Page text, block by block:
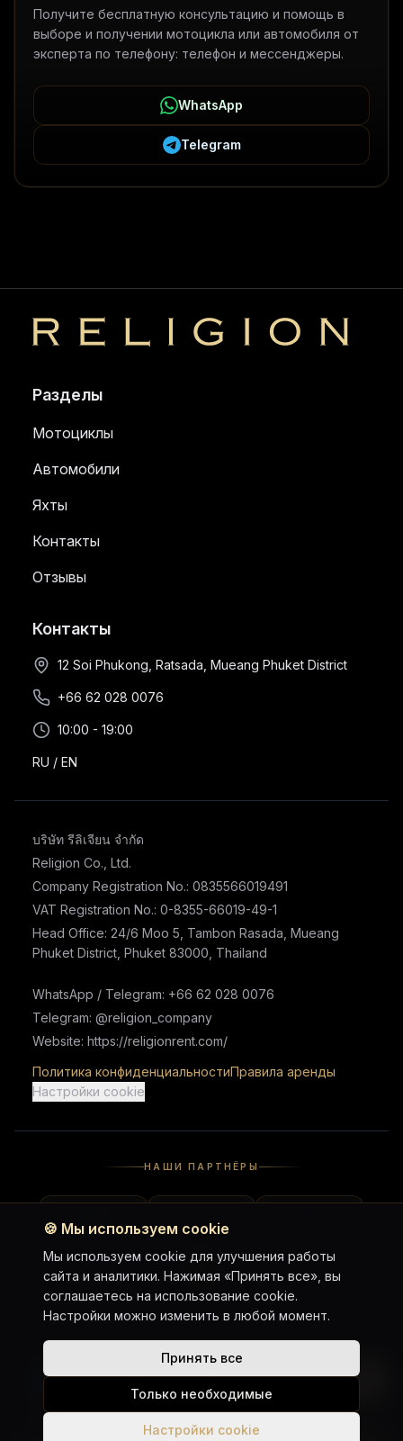
Получите бесплатную консультацию и помощь в
выборе и получении мотоцикла или автомобиля от
эксперта по телефону: телефон и мессенджеры.
WhatsApp
Telegram
Religion
Разделы
Мотоциклы
Автомобили
Яхты
Контакты
Отзывы
Контакты
12 Soi Phukong, Ratsada, Mueang Phuket District
+66 62 028 0076
10:00 - 19:00
RU / EN
บริษัท รีลิเจียน จำกัด
Religion Co., Ltd.
Company Registration No.: 0835566019491
VAT Registration No.: 0-8355-66019-49-1
Head Office: 24/6 Moo 5, Tambon Rasada, Mueang
Phuket District, Phuket 83000, Thailand
WhatsApp / Telegram: +66 62 028 0076
Telegram: @religion_company
Website: https://religionrent.com/
Политика конфиденциальностиПравила аренды
Настройки cookie
НАШИ ПАРТНЁРЫ
Telegram Chat
Telegram Channel
Google Maps
Instagram
🍪 Мы используем cookie
Мы используем cookie для улучшения работы
сайта и аналитики. Нажимая «Принять все», вы
соглашаетесь на использование cookie.
Настройки можно изменить в любой момент.
Принять все
Только необходимые
Настройки cookie